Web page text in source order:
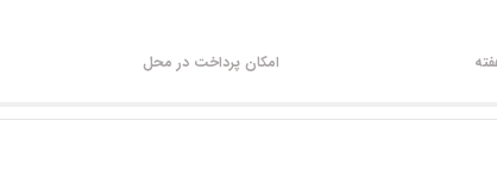
امکان پرداخت در محل